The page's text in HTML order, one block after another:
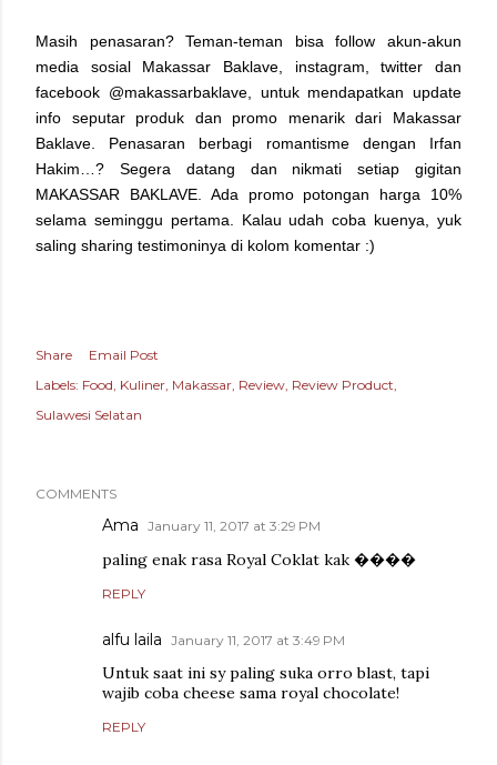
Masih penasaran? Teman-teman bisa follow akun-akun
media sosial Makassar Baklave, instagram, twitter dan
facebook @makassarbaklave, untuk mendapatkan update
info seputar produk dan promo menarik dari Makassar
Baklave. Penasaran berbagi romantisme dengan Irfan
Hakim…? Segera datang dan nikmati setiap gigitan
MAKASSAR BAKLAVE. Ada promo potongan harga 10%
selama seminggu pertama. Kalau udah coba kuenya, yuk
saling sharing testimoninya di kolom komentar :)
Share
Email Post
Labels: Food Kuliner Makassar Review Review Product
Sulawesi Selatan
COMMENTS
Ama January 11, 2017 at 3:29 PM
paling enak rasa Royal Coklat kak ����
REPLY
alfu laila January 11, 2017 at 3:49 PM
Untuk saat ini sy paling suka orro blast, tapi
wajib coba cheese sama royal chocolate!
REPLY